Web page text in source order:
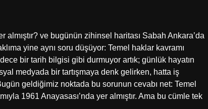
ve bugünün zihinsel haritası Sabah Ankara’da
yine aynı soru düşüyor: Temel haklar kavramı
bir tarih bilgisi gibi durmuyor artık; günlük hayatın
medyada bir tartışmaya denk gelirken, hatta iş
geldiğimiz noktada bu sorunun cevabı net: Temel
1961 Anayasası’nda yer almıştır. Ama bu cümle tek